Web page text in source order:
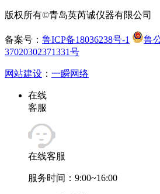
版权所有©青岛英芮诚仪器有限公司
备案号： 鲁ICP备18036238号-1
鲁
37020302371331号
网站建设 ： 一瞬网络
在线
客服
在线客服
服务时间：9:00~16:00